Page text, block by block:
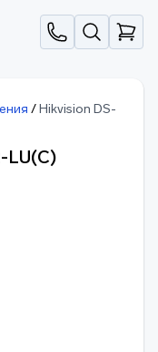
/Hikvision DS-
LU(C)